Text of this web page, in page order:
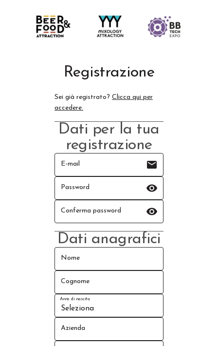
Registrazione
Sei già registrato? Clicca qui per
accedere.
Dati per la tua
registrazione
email
E-mail
visibility
Password
visibility
Conferma password
Dati anagrafici
Nome
Cognome
Anno di nascita
Azienda